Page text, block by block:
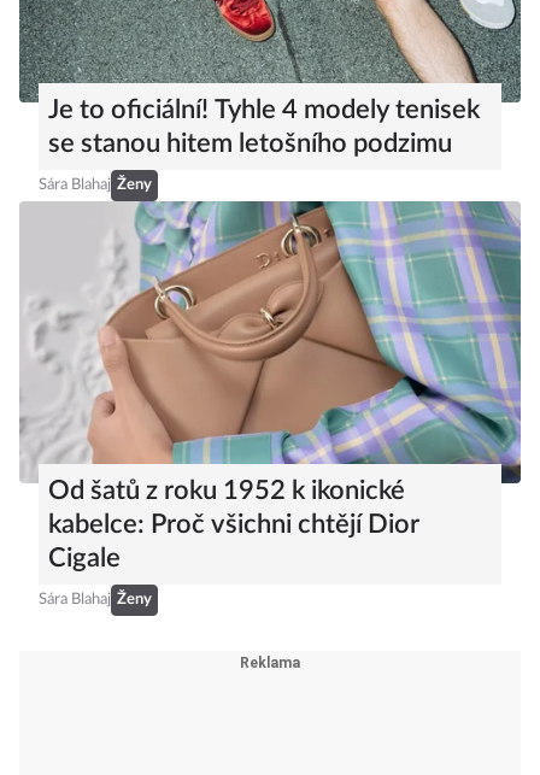
Je to oficiální! Tyhle 4 modely tenisek
se stanou hitem letošního podzimu
Sára Blahaj Ženy
Od šatů z roku 1952 k ikonické
kabelce: Proč všichni chtějí Dior
Cigale
Sára Blahaj Ženy